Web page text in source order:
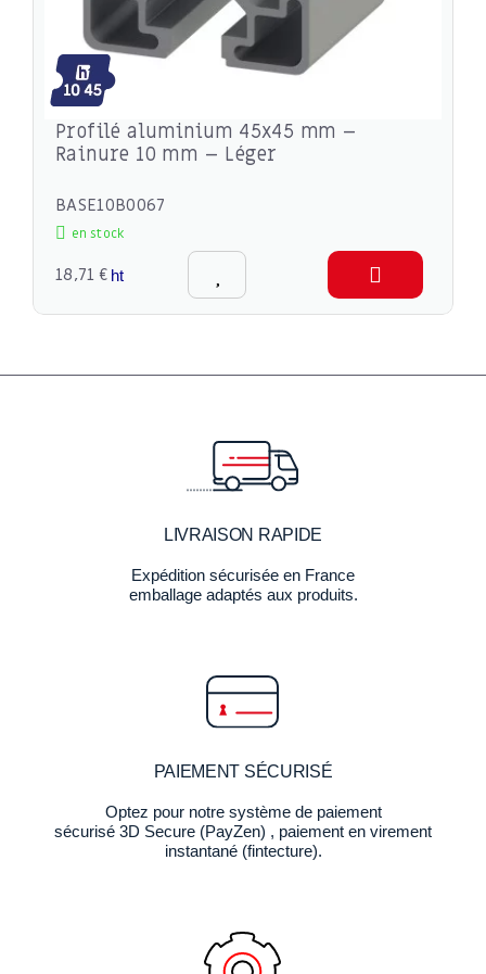
Profilé aluminium 45x45 mm –
Rainure 10 mm – Léger
BASE10B0067
en stock
18,71 € ht
LIVRAISON RAPIDE
Expédition sécurisée en France
emballage adaptés aux produits.
PAIEMENT SÉCURISÉ
Optez pour notre système de paiement
sécurisé 3D Secure (PayZen) , paiement en virement
instantané (fintecture).